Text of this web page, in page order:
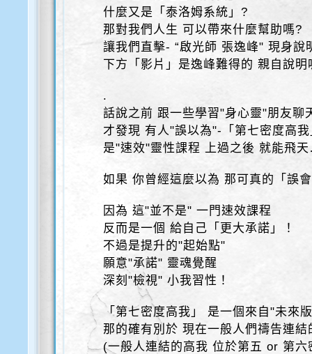
什麼又是「泰洛姆系統」?
那對我們人生 可以帶來什麼幫助嗎?
讓我們直擊- “啟光師 張逸峰" 現身說
下方「影片」是逸峰難得的 親自說
.
話說之前 跟一些學習"身心靈"朋友聊
才發現 有人"誤以為"-「第七密度高
是"速效"靈性課程 上過之後 就能飛
如果 你曾經這麼以為 那可真的「誤
因為 這"並不是" 一門速效課程
反而是一個 給自己「更大承諾」！
不過是提升的"起始點"
願意"承諾" 靈魂覺醒
深刻"檢視" 小我習性！
「第七密度高我」 是一個來自"未來
那的確有別於 現在一般人們禱告連結
(一般人連結的高我 位於第五 or 第六